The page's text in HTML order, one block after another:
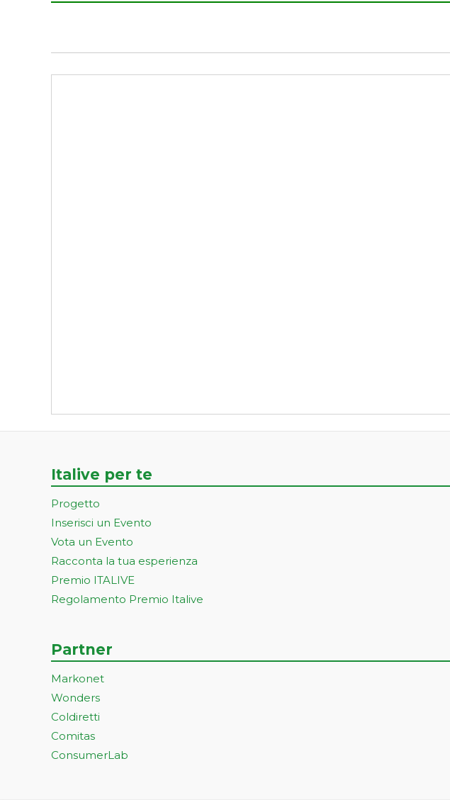
Italive per te
Progetto
Inserisci un Evento
Vota un Evento
Racconta la tua esperienza
Premio ITALIVE
Regolamento Premio Italive
Partner
Markonet
Wonders
Coldiretti
Comitas
ConsumerLab